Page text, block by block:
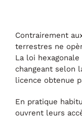
Contrairement
terrestres ne
La loi
changeant selon
licence obtenue
En pratique
ouvrent leurs